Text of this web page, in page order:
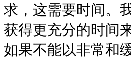
求，这需要时间。
获得更充分的时间
如果不能以非常和